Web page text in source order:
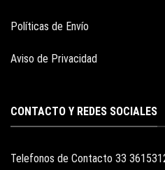
Políticas de Envío
Aviso de Privacidad
CONTACTO Y REDES SOCIALES
Telefonos de Contacto 33